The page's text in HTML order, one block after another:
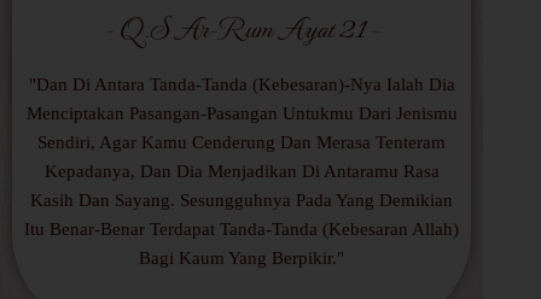
- Q.S Ar-Rum Ayat 21 -​
"Dan Di Antara Tanda-Tanda (Kebesaran)-Nya Ialah Dia
Menciptakan Pasangan-Pasangan Untukmu Dari Jenismu
Sendiri, Agar Kamu Cenderung Dan Merasa Tenteram
Kepadanya, Dan Dia Menjadikan Di Antaramu Rasa
Kasih Dan Sayang. Sesungguhnya Pada Yang Demikian
Itu Benar-Benar Terdapat Tanda-Tanda (Kebesaran Allah)
Bagi Kaum Yang Berpikir."